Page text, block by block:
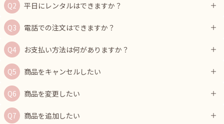
平日にレンタルはできますか？
電話での注文はできますか？
お支払い方法は何がありますか？
商品をキャンセルしたい
商品を変更したい
商品を追加したい